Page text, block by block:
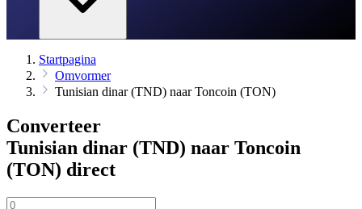
Startpagina
Omvormer
Tunisian dinar (TND) naar Toncoin (TON)
Converteer
Tunisian dinar (TND) naar Toncoin
(TON) direct